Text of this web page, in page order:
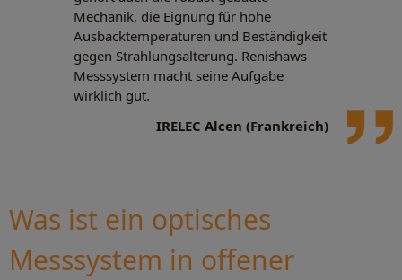
Mechanik, die Eignung für hohe
Ausbacktemperaturen und Beständigkeit
gegen Strahlungsalterung. Renishaws
Messsystem macht seine Aufgabe
wirklich gut.
IRELEC Alcen (Frankreich)
Was ist ein optisches
Messsystem in offener